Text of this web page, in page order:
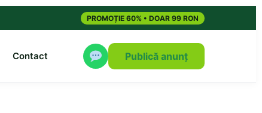
PROMOȚIE 60% • DOAR 99 RON
Contact Publică anunț